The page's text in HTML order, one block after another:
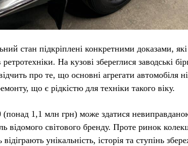
стан підкріплені конкретними доказами,
На кузові збереглися заводські
про те, що основні агрегати автомобіля
що є рідкістю для техніки такого віку.
1,1 млн грн) може здатися
відомого світового бренду. Проте ринок
унікальність, історія та ступінь